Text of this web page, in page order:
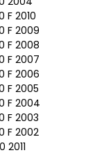
F 2010
F 2009
F 2008
F 2007
F 2006
F 2005
F 2004
F 2003
F 2002
2011